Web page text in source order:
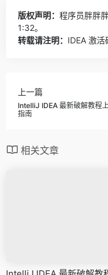
版权声明： 程序员胖胖
1:32。
转载请注明： IDEA 激
上一篇
IntelliJ IDEA 最新破解教程
指南
相关文章